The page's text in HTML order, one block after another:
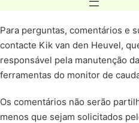
Para perguntas, comentários e
contacte Kik van den Heuvel,
responsável pela manutenção
ferramentas do monitor de
Os comentários não serão
menos que sejam solicitados